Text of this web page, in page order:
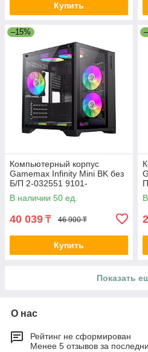
Купить
–15%
Компьютерный корпус
Gamemax Infinity Mini BK без
Б/П 2-032551 9101-
0000R0191
В наличии 50 ед.
40 039 ₸ 46 900 ₸
Купить
Показать
О нас
Рейтинг не сформирован
Менее 5 отзывов за